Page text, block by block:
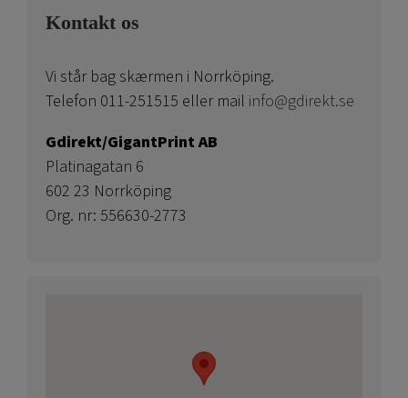
Kontakt os
Vi står bag skærmen i Norrköping.
Telefon 011-251515 eller mail info@gdirekt.se
Gdirekt/GigantPrint AB
Platinagatan 6
602 23 Norrköping
Org. nr: 556630-2773